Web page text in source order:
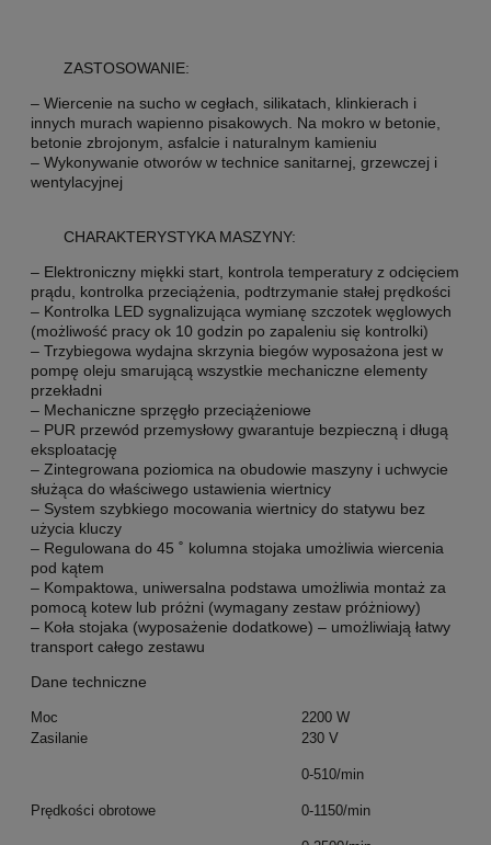
ZASTOSOWANIE:
– Wiercenie na sucho w cegłach, silikatach, klinkierach i
innych murach wapienno pisakowych. Na mokro w betonie,
betonie zbrojonym, asfalcie i naturalnym kamieniu
– Wykonywanie otworów w technice sanitarnej, grzewczej i
wentylacyjnej
CHARAKTERYSTYKA MASZYNY:
– Elektroniczny miękki start, kontrola temperatury z odcięciem
prądu, kontrolka przeciążenia, podtrzymanie stałej prędkości
– Kontrolka LED sygnalizująca wymianę szczotek węglowych
(możliwość pracy ok 10 godzin po zapaleniu się kontrolki)
– Trzybiegowa wydajna skrzynia biegów wyposażona jest w
pompę oleju smarującą wszystkie mechaniczne elementy
przekładni
– Mechaniczne sprzęgło przeciążeniowe
– PUR przewód przemysłowy gwarantuje bezpieczną i długą
eksploatację
– Zintegrowana poziomica na obudowie maszyny i uchwycie
służąca do właściwego ustawienia wiertnicy
– System szybkiego mocowania wiertnicy do statywu bez
użycia kluczy
– Regulowana do 45 ˚ kolumna stojaka umożliwia wiercenia
pod kątem
– Kompaktowa, uniwersalna podstawa umożliwia montaż za
pomocą kotew lub próżni (wymagany zestaw próżniowy)
– Koła stojaka (wyposażenie dodatkowe) – umożliwiają łatwy
transport całego zestawu
Dane techniczne
Moc
2200 W
Zasilanie
230 V
Prędkości obrotowe
0-510/min
0-1150/min